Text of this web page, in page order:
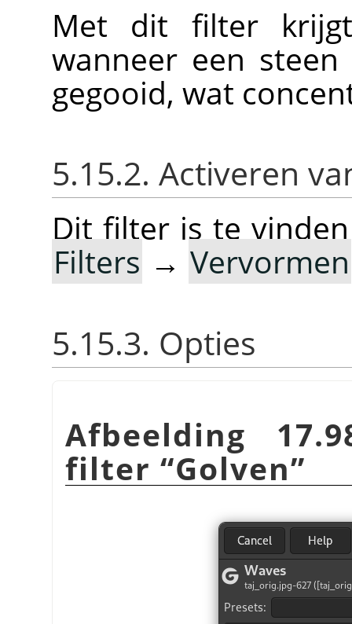
Met dit filter
wanneer een
gegooid, wat
5.15.2. Activeren
Dit filter is te
Filters → Vervormen
5.15.3. Opties
Afbeelding
filter “Golven”